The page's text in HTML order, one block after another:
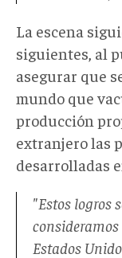
La escena
siguientes, al
asegurar que
mundo que
producción
extranjero las
desarrolladas
"Estos logros
consideramos
Estados